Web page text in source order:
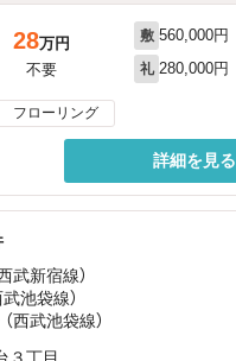
28万円
不要
敷 560,000円
礼 280,000円
フローリング
詳細を見る
武新宿線）
武池袋線）
西武池袋線）
３丁目